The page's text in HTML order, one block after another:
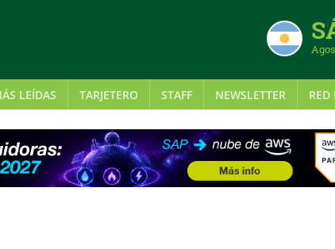
LEÍDAS TARJETERO STAFF NEWSLETTER